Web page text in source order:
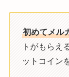
初めてメル
トがもらえ
ットコイン